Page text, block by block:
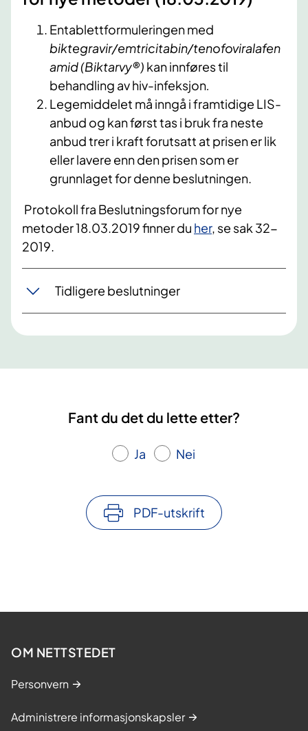
Entablettformuleringen med
biktegravir/emtricitabin/tenofoviralafen
amid(Biktarvy®) kan innføres til
behandling av hiv-infeksjon
Legemiddelet må inngå i framtidige LIS-
anbud og kan først tas i bruk fra neste
anbud trer i kraft forutsatt at prisen er lik
eller lavere enn den prisen som er
grunnlaget for denne beslutningen.
Protokoll fra Beslutningsforum for nye
metoder 18.03.2019 finner du her, se sak 32-
2019.
Tidligere beslutninger
Fant du det du lette etter?
Ja Nei
PDF-utskrift
OM NETTSTEDET
Personvern
Administrere informasjonskapsler